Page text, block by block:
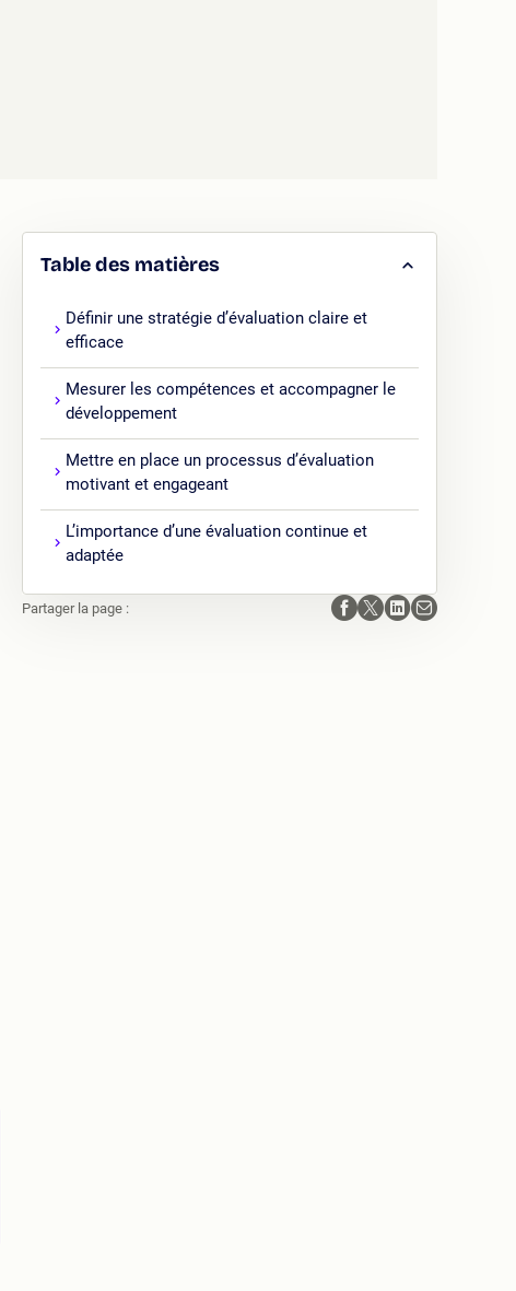
Table des matières
Définir une stratégie d’évaluation claire et
efficace
Mesurer les compétences et accompagner le
développement
Mettre en place un processus d’évaluation
motivant et engageant
L’importance d’une évaluation continue et
adaptée
Partager la page :